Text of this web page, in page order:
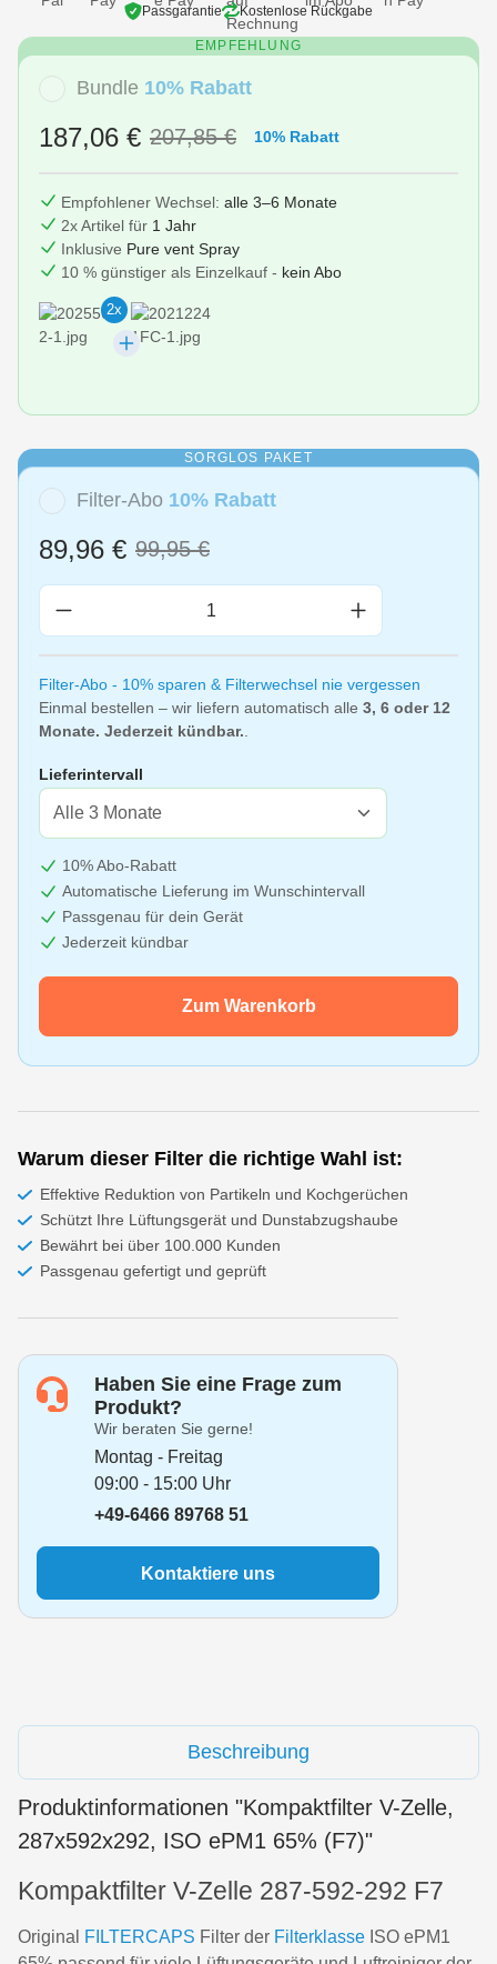
Passgarantie Kostenlose Rückgabe
EMPFEHLUNG
Bundle 10% Rabatt
187,06 € 207,85 € 10% Rabatt
Empfohlener Wechsel: alle 3–6 Monate
2x Artikel für 1 Jahr
Inklusive Pure vent Spray
10 % günstiger als Einzelkauf - kein Abo
2x
SORGLOS PAKET
Filter-Abo 10% Rabatt
Produkt Anzahl: Gib den gewünschten
89,96 € 99,95 €
Filter-Abo - 10% sparen & Filterwechsel nie vergessen
Einmal bestellen – wir liefern automatisch alle 3, 6 oder 12
Monate. Jederzeit kündbar.
Lieferintervall
10% Abo-Rabatt
Automatische Lieferung im Wunschintervall
Passgenau für dein Gerät
Jederzeit kündbar
Zum Warenkorb
Warum dieser Filter die richtige Wahl ist:
Effektive Reduktion von Partikeln und Kochgerüchen
Schützt Ihre Lüftungsgerät und Dunstabzugshaube
Bewährt bei über 100.000 Kunden
Passgenau gefertigt und geprüft
Haben Sie eine Frage zum
Produkt?
Wir beraten Sie gerne!
Montag - Freitag
09:00 - 15:00 Uhr
+49-6466 89768 51
Kontaktiere uns
Beschreibung
Produktinformationen "Kompaktfilter V-Zelle,
287x592x292, ISO ePM1 65% (F7)"
Kompaktfilter V-Zelle 287-592-292 F7
Original FILTERCAPS Filter der Filterklasse ISO ePM1